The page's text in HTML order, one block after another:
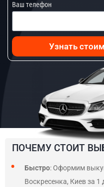
Ваш телефон
Узнать
ПОЧЕМУ СТОИТ
Быстро: Оформим
Воскресенка, Киев за 1